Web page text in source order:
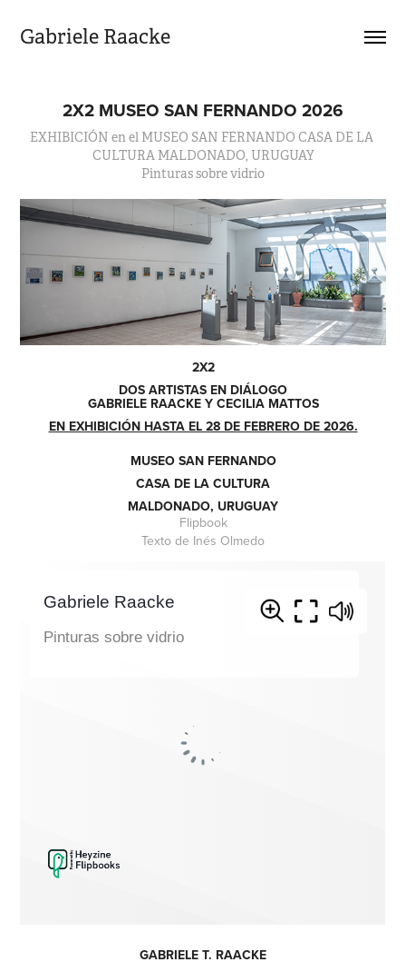
Gabriele Raacke
2X2 MUSEO SAN FERNANDO 2026
EXHIBICIÓN en el MUSEO SAN FERNANDO CASA DE LA
CULTURA MALDONADO, URUGUAY
Pinturas sobre vidrio
2X2
DOS ARTISTAS EN DIÁLOGO
GABRIELE RAACKE Y CECILIA MATTOS
EN EXHIBICIÓN HASTA EL 28 DE FEBRERO DE 2026.
MUSEO SAN FERNANDO
CASA DE LA CULTURA
MALDONADO, URUGUAY
Flipbook
Texto de Inés Olmedo
GABRIELE T. RAACKE